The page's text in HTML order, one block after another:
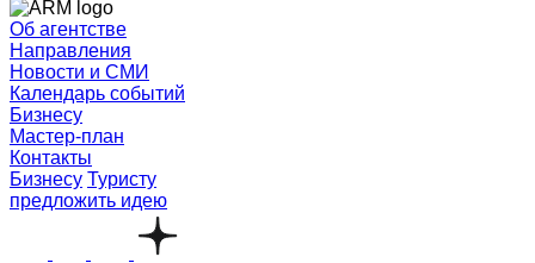
Об агентстве
Направления
Новости и СМИ
Календарь событий
Бизнесу
Мастер-план
Контакты
Бизнесу Туристу
предложить идею